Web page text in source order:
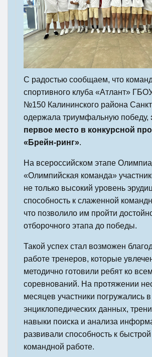
С радостью сообщаем, что
спортивного клуба «Атлант»
№150 Калининского района
одержала триумфальную победу,
первое место в конкурсной
«Брейн-ринг».
На всероссийском этапе
«Олимпийская команда»
не только высокий уровень
способность к слаженной
что позволило им пройти
отборочного этапа до победы.
Такой успех стал возможен
работе тренеров, которые
методично готовили ребят ко
соревнований. На протяжении
месяцев участники погружались
энциклопедических данных,
навыки поиска и анализа
развивали способность к
командной работе.